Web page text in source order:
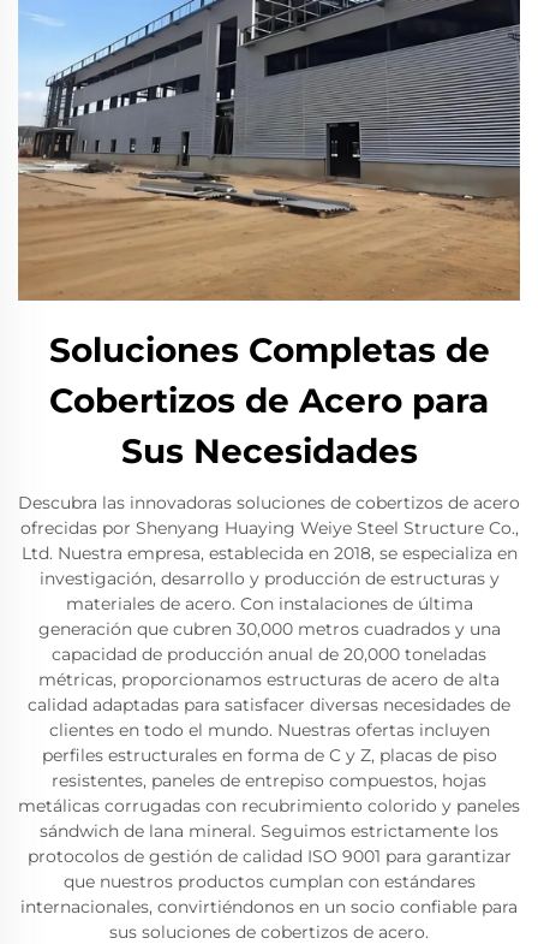
Soluciones Completas de
Cobertizos de Acero para
Sus Necesidades
Descubra las innovadoras soluciones de cobertizos de acero
ofrecidas por Shenyang Huaying Weiye Steel Structure Co.,
Ltd. Nuestra empresa, establecida en 2018, se especializa en
investigación, desarrollo y producción de estructuras y
materiales de acero. Con instalaciones de última
generación que cubren 30,000 metros cuadrados y una
capacidad de producción anual de 20,000 toneladas
métricas, proporcionamos estructuras de acero de alta
calidad adaptadas para satisfacer diversas necesidades de
clientes en todo el mundo. Nuestras ofertas incluyen
perfiles estructurales en forma de C y Z, placas de piso
resistentes, paneles de entrepiso compuestos, hojas
metálicas corrugadas con recubrimiento colorido y paneles
sándwich de lana mineral. Seguimos estrictamente los
protocolos de gestión de calidad ISO 9001 para garantizar
que nuestros productos cumplan con estándares
internacionales, convirtiéndonos en un socio confiable para
sus soluciones de cobertizos de acero.